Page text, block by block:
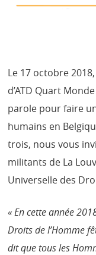
Le 17 octobre
d’ATD Quart
parole pour faire
humains en
trois, nous vous
militants de La
Universelle des
« En cette année
Droits de l’Homme
dit que tous les